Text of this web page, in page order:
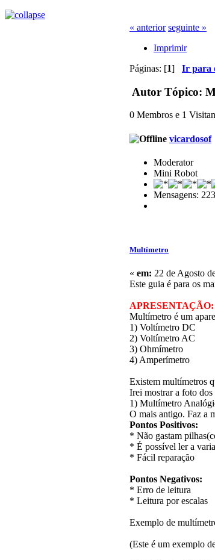
« anterior seguinte »
Imprimir
Páginas: [1] Ir para
Autor Tópico:
0 Membros e 1
vicardosof
Moderator
Mini Robot
Mensagens: 223
Multímetro
« em: 22 de Agosto
Este guia é para os
APRESENTAÇÃO:
Multímetro é um
1) Voltímetro DC
2) Voltímetro AC
3) Ohmímetro
4) Amperímetro
Existem multímetros
Irei mostrar a foto
1) Multímetro
O mais antigo. Faz a
Pontos Positivos:
* Não gastam
* É possível ler a
* Fácil reparação
Pontos Negativos:
* Erro de leitura
* Leitura por escalas
Exemplo de
(Este é um exemplo